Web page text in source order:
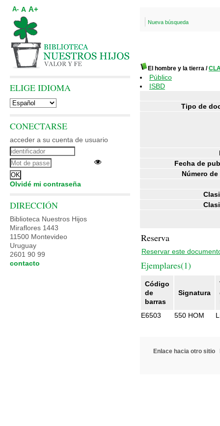
Nueva búsqueda
El hombre y la tierra /
Público
ISBD
Tipo de
Fecha de
Número
Reserva
Reservar este
Ejemplares(1)
Código
de
barras
Signatura
E6503
550 HOM
Enlace hacia otro sitio
A- A A+
ELIGE IDIOMA
CONECTARSE
acceder a su cuenta de usuario
Olvidé mi contraseña
DIRECCIÓN
Biblioteca Nuestros Hijos
Miraflores 1443
11500 Montevideo
Uruguay
2601 90 99
contacto